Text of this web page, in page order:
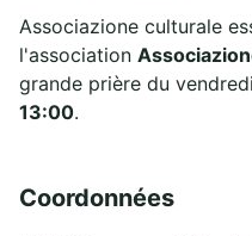
Associazione culturale
l'association
grande prière du
13:00.
Coordonnées